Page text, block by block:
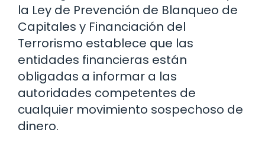
la Ley de Prevención de Blanqueo de
Capitales y Financiación del
Terrorismo establece que las
entidades financieras están
obligadas a informar a las
autoridades competentes de
cualquier movimiento sospechoso de
dinero.